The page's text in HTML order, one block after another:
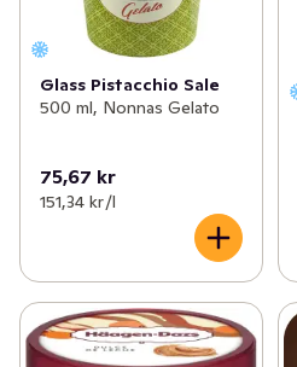
Glass Pistacchio Sale
500 ml, Nonnas Gelato
75,67 kr
151,34 kr /l